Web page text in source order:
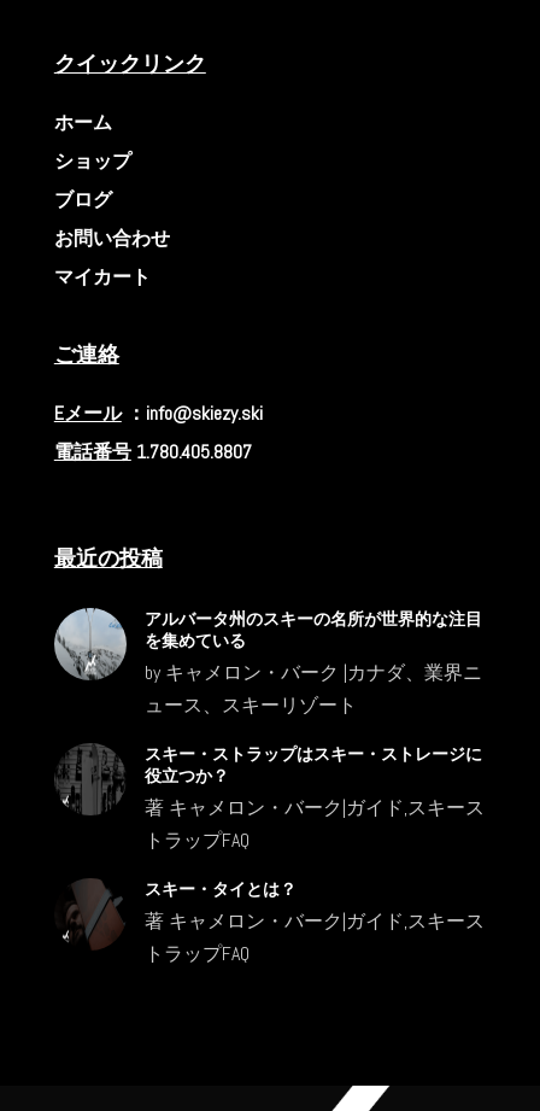
クイックリンク
ホーム
ショップ
ブログ
お問い合わせ
マイカート
ご連絡
Eメール ：info@skiezy.ski
電話番号 1.780.405.8807
最近の投稿
アルバータ州のスキーの名所が世界的な注目
を集めている
byキャメロン・バーク |カナダ、 業界ニ
ュース、 スキーリゾート
スキー・ストラップはスキー・ストレージに
役立つか？
著 キャメロン・バーク|ガイド,スキース
トラップFAQ
スキー・タイとは？
著 キャメロン・バーク|ガイド,スキース
トラップFAQ